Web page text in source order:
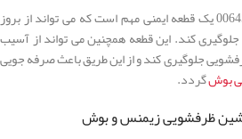
آکوا استاپ ظرفشویی بوش 00645701 یک قطعه ایمنی مهم است که می تواند از بروز
کند. این قطعه همچنین می تواند از آسیب
جلوگیری کند و از این طریق باعث صرفه جویی
بوشگردد.
ظرفشویی زیمنس و بوش